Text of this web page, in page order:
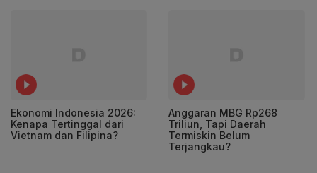
Ekonomi Indonesia 2026:
Kenapa Tertinggal dari
Vietnam dan Filipina?
Anggaran MBG Rp268
Triliun, Tapi Daerah
Termiskin Belum
Terjangkau?